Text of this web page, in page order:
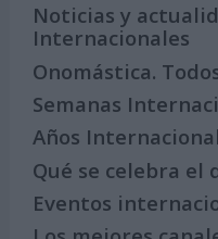
Noticias y
Internacionales
Onomástica.
Semanas
Años
Qué se celebra el
Eventos